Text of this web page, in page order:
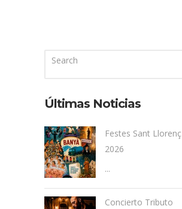
Últimas Noticias
Festes Sant Llorenç
2026
...
Concierto Tributo